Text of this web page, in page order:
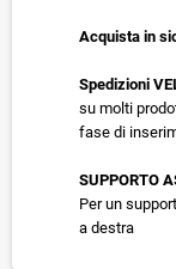
Acquista in
Spedizioni
su molti
fase di
SUPPORTO
Per un
a destra